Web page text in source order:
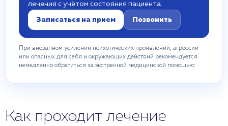
лечения с учётом состояния пациента.
Записаться на прием Позвонить
При внезапном усилении психотических проявлений, агрессии
или опасных для себя и окружающих действий рекомендуется
немедленно обратиться за экстренной медицинской помощью.
Как проходит лечение